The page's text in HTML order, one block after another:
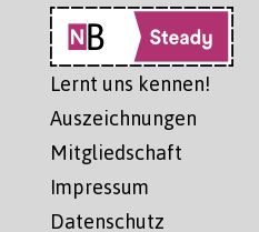
Lernt uns kennen!
Auszeichnungen
Mitgliedschaft
Impressum
Datenschutz